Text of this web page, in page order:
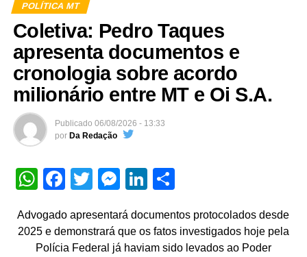
POLÍTICA MT
Coletiva: Pedro Taques
apresenta documentos e
cronologia sobre acordo
milionário entre MT e Oi S.A.
Publicado 06/08/2026 - 13:33
por Da Redação
WhatsApp
Facebook
TwitterMessenger
LinkedIn
Advogado apresentará documentos protocolados desde
2025 e demonstrará que os fatos investigados hoje pela
Polícia Federal já haviam sido levados ao Poder